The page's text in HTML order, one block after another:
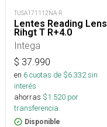
TUSA171112NA-R
Lentes Reading Lens
Rihgt T R+4.0
Intega
$ 37.990
en 6cuotas de $6.332sin
interés
ahorras $1.520 por
transferencia.
Disponible